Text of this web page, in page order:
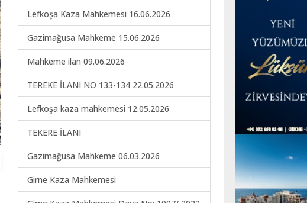
Lefkoşa Kaza Mahkemesi 16.06.2026
Gazimağusa Mahkeme 15.06.2026
Mahkeme ilan 09.06.2026
TEREKE İLANI NO 133-134 22.05.2026
Lefkoşa kaza mahkemesi 12.05.2026
TEKERE İLANI
Gazimağusa Mahkeme 06.03.2026
Girne Kaza Mahkemesi